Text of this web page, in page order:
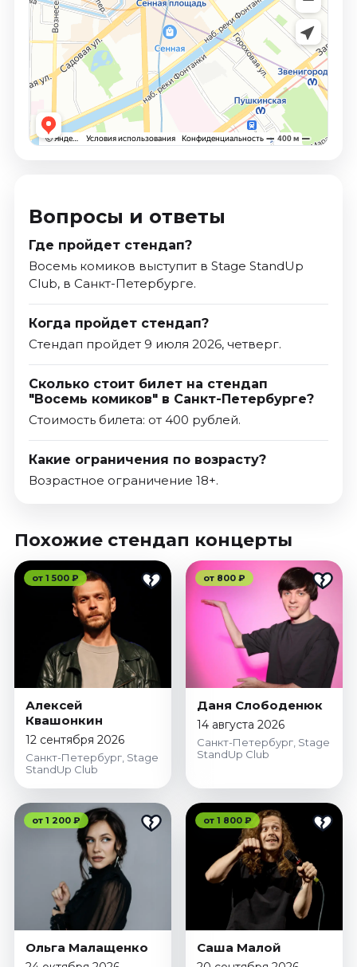
Вопросы и ответы
Где пройдет стендап?
Восемь комиков выступит в Stage StandUp
Club, в Санкт-Петербурге.
Когда пройдет стендап?
Стендап пройдет 9 июля 2026, четверг.
Сколько стоит билет на стендап
"Восемь комиков" в Санкт-Петербурге?
Стоимость билета: от 400 рублей.
Какие ограничения по возрасту?
Возрастное ограничение 18+.
Похожие стендап концерты
от 1 500 ₽
Алексей
Квашонкин
12 сентября 2026
Санкт-Петербург, Stage
StandUp Club
от 800 ₽
Даня Слободенюк
14 августа 2026
Санкт-Петербург, Stage
StandUp Club
от 1 200 ₽
Ольга Малащенко
от 1 800 ₽
Саша Малой